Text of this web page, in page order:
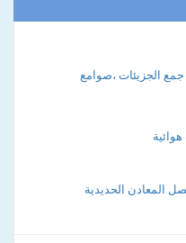
جمع الجزيئات ،صوامع
المعادن الحديدية